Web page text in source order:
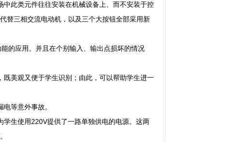
此类元件往往安装在机械设备上、而不安装于控
替三相交流电动机，以及三个大按钮全部采用新
的应用。并且在个别输入、输出点损坏的情况
美观又便于学生识别；由此，可以帮助学生进一
等意外事故。
生使用220V提供了一路单独供电的电源。这两